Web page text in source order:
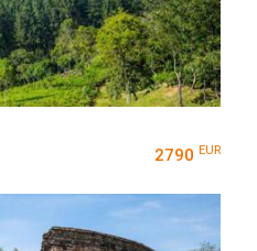
2790 EUR